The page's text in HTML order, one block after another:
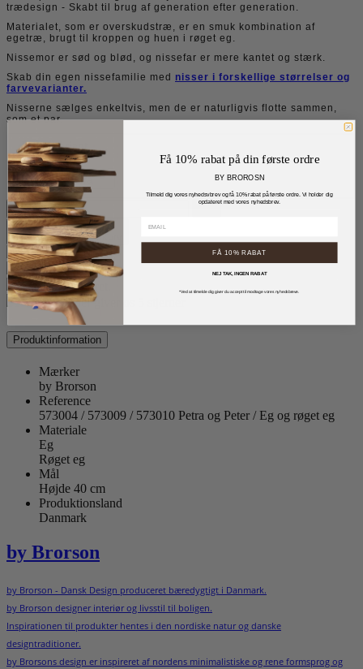
trædesign - Skabt til brug af generation efter generation.
Materialet, som er overskudstræ, er en smuk kombination af
egetræ, brugt til kroppen og huen i røget eg.
Nissemor er sød og blød, og nissefar er mere kantet og stærk.
Skab din egen nissefamilie med nisser i forskellige størrelser og
farvevarianter.
Nisserne sælges enkeltvis, men de er naturligvis flotte sammen,
som et par.
Vælg variant
: Petra
Petra
 
Læg i indkøbskurv
Fri fragt over 500,-
1-2 dages levering.
14 dages returret.
Vores kunder giver os 5 stjerner
Produktinformation
Mærker
by Brorson
Reference
573004 / 573009 / 573010 Petra og Peter / Eg og røget eg
Materiale
Eg
Røget eg
Mål
Højde 40 cm
Produktionsland
Danmark
by Brorson
by Brorson - Dansk Design produceret bæredygtigt i Danmark.
by Brorson designer interiør og livsstil til boligen.
Inspirationen til produkter hentes i den nordiske natur og danske
designtraditioner.
by Brorsons design er inspireret af nordens minimalistiske og rene formsprog og
Få 10% rabat på din første ordre
BY BROROSN
Tilmeld dig vores nyhedsvbrev og få 10% rabat på første ordre. Vi holder dig
opdateret med vores nyhedsbrev.
FÅ 10% RABAT
NEJ TAK, INGEN RABAT
*Ved at tilmelde dig giver du accept til modtage vores nyhedsbreve.